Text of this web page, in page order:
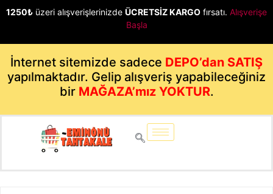
1250₺ üzeri alışverişlerinizde ÜCRETSİZ KARGO fırsatı. Alışverişe
Başla
İnternet sitemizde sadece DEPO’dan SATIŞ
yapılmaktadır. Gelip alışveriş yapabileceğiniz
bir MAĞAZA’mız YOKTUR.